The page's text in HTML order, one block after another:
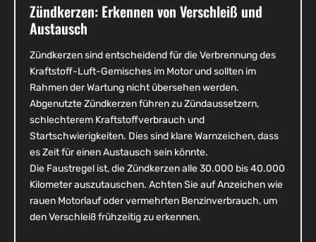
Zündkerzen: Erkennen von Verschleiß und
Austausch
Zündkerzen sind entscheidend für die Verbrennung des
Kraftstoff-Luft-Gemisches im Motor und sollten im
Rahmen der Wartung nicht übersehen werden.
Abgenutzte Zündkerzen führen zu Zündaussetzern,
schlechterem Kraftstoffverbrauch und
Startschwierigkeiten. Dies sind klare Warnzeichen, dass
es Zeit für einen Austausch sein könnte.
Die Faustregel ist, die Zündkerzen alle 30.000 bis 40.000
Kilometer auszutauschen. Achten Sie auf Anzeichen wie
rauen Motorlauf oder vermehrten Benzinverbrauch, um
den Verschleiß frühzeitig zu erkennen.